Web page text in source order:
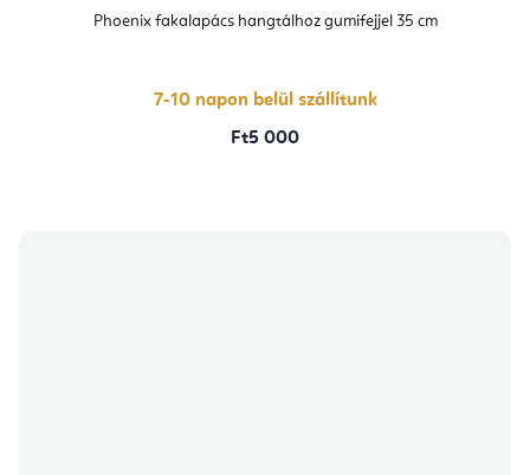
Phoenix fakalapács hangtálhoz gumifejjel 35 cm
7-10 napon belül szállítunk
Ft5 000